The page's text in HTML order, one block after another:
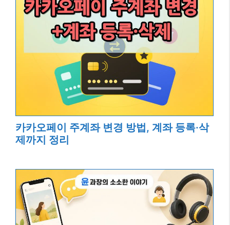
카카오페이 주계좌 변경 방법, 계좌 등록·삭
제까지 정리